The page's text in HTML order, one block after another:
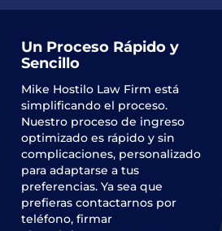
Un Proceso Rápido y
Sencillo
Mike Hostilo Law Firm está
simplificando el proceso.
Nuestro proceso de ingreso
optimizado es rápido y sin
complicaciones, personalizado
para adaptarse a tus
preferencias. Ya sea que
prefieras contactarnos por
teléfono, firmar